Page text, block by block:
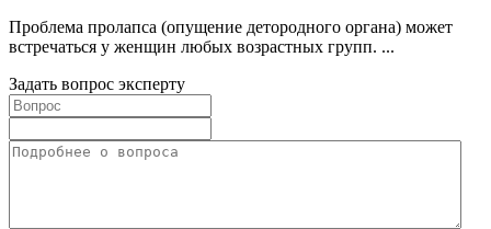
Проблема пролапса (опущение детородного органа) может
встречаться у женщин любых возрастных групп. ...
Задать вопрос эксперту